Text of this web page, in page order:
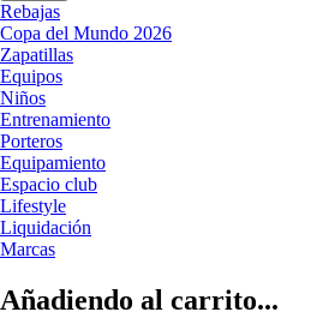
Rebajas
Copa del Mundo 2026
Zapatillas
Equipos
Niños
Entrenamiento
Porteros
Equipamiento
Espacio club
Lifestyle
Liquidación
Marcas
Añadiendo al carrito...